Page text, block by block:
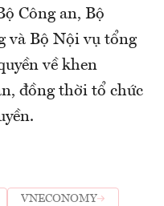
Công an, Bộ
và Bộ Nội vụ tổng
về khen
đồng thời tổ chức
VNECONOMY